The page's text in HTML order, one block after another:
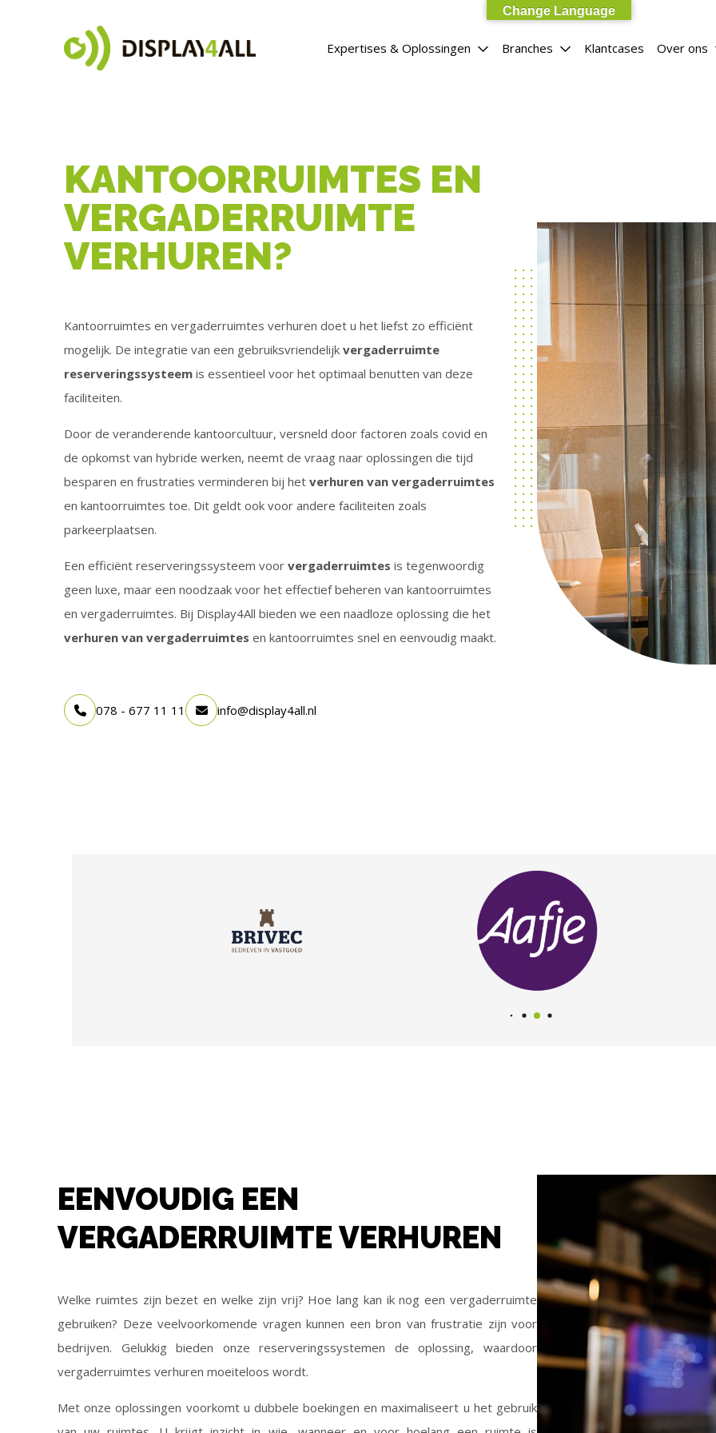
Expertises & Oplossingen Branches Klantcases Over ons
KANTOORRUIMTES EN
VERGADERRUIMTE
VERHUREN?
Kantoorruimtes en vergaderruimtes verhuren doet u het liefst zo efficiënt
mogelijk. De integratie van een gebruiksvriendelijk vergaderruimte
reserveringssysteem is essentieel voor het optimaal benutten van deze
faciliteiten.
Door de veranderende kantoorcultuur, versneld door factoren zoals covid en
de opkomst van hybride werken, neemt de vraag naar oplossingen die tijd
besparen en frustraties verminderen bij het verhuren van vergaderruimtes
en kantoorruimtes toe. Dit geldt ook voor andere faciliteiten zoals
parkeerplaatsen.
Een efficiënt reserveringssysteem voor vergaderruimtes is tegenwoordig
geen luxe, maar een noodzaak voor het effectief beheren van kantoorruimtes
en vergaderruimtes. Bij Display4All bieden we een naadloze oplossing die het
verhuren van vergaderruimtes en kantoorruimtes snel en eenvoudig maakt.
078 - 677 11 11 info@display4all.nl
EENVOUDIG EEN
VERGADERRUIMTE VERHUREN
Welke ruimtes zijn bezet en welke zijn vrij? Hoe lang kan ik nog een vergaderruimte
gebruiken? Deze veelvoorkomende vragen kunnen een bron van frustratie zijn voor
bedrijven. Gelukkig bieden onze reserveringssystemen de oplossing, waardoor
vergaderruimtes verhuren moeiteloos wordt.
Met onze oplossingen voorkomt u dubbele boekingen en maximaliseert u het gebruik
Change Language